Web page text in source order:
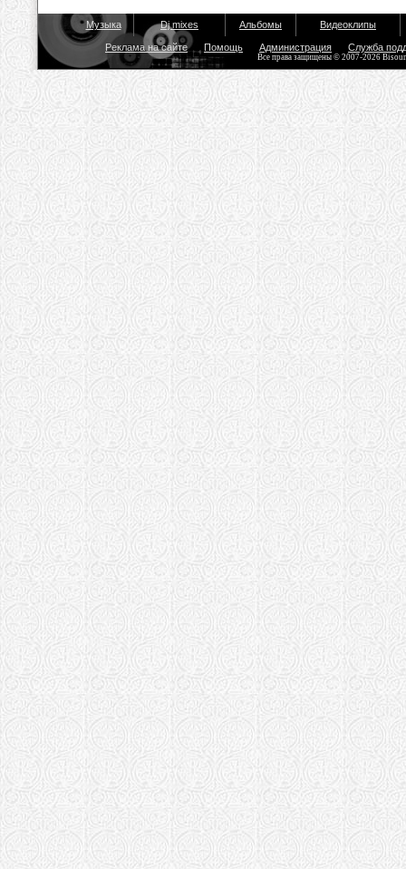
Музыка Dj mixes Альбомы Видеоклипы
Реклама на сайте Помощь Администрация Служба
Все права защищены © 2007-2026